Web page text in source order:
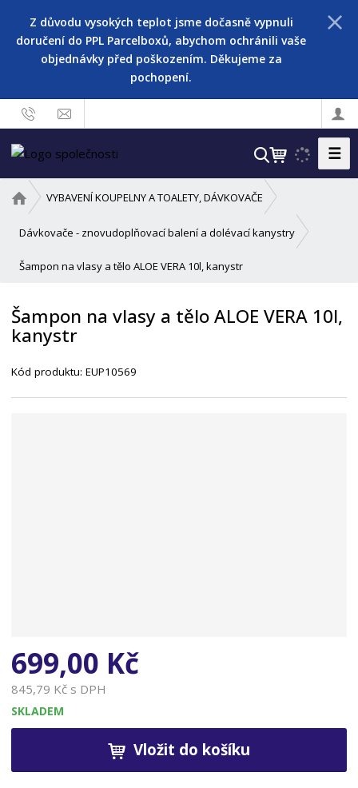
Z důvodu vysokých teplot jsme dočasně vypnuli
doručení do PPL Parcelboxů, abychom ochránili vaše
objednávky před poškozením. Děkujeme za
pochopení.
V
h
l
e
☰
v
o
n
t
r
n
VYBAVENÍ KOUPELNY A TOALETY, DÁVKOVAČE
Dávkovače - znovudoplňovací balení a dolévací kanystry
Šampon na vlasy a tělo ALOE VERA 10l, kanystr
Šampon na vlasy a tělo ALOE VERA 10l,
kanystr
Kód produktu:EUP10569
699,00 Kč
845,79 Kč s DPH
SKLADEM
Vložit do košíku